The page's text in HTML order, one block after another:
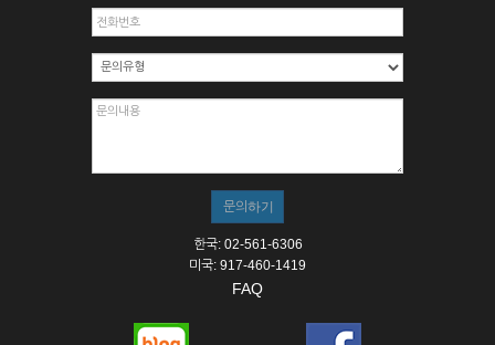
7. 회사의 정보를 사전 승낙 없이 전재, 변조, 복사하여 이용하
8. 기타 회사가 정한 제반 사항을 위반하며 신청하는 경우
제5조 (서비스의 이용 및 중지)
② 시스템 점검, 교체 및 고장, 기술적인 이유, 국가비상사태, 정
스가 불가능할 경우 회사는 사전 공지나 예고 없이 서비스의 전
부 또는 일부를 일시적 또는 영구적으로 중지할 수 있습니다.
③ 기타 회사는 서비스를 제공할 수 없는 합당한 사유가 발생한
④ 회사는 제 2항 및 제 3항의 사유로 서비스의 제공이 일시적
여 배상하지 않습니다.
한국: 02-561-6306
미국: 917-460-1419
FAQ